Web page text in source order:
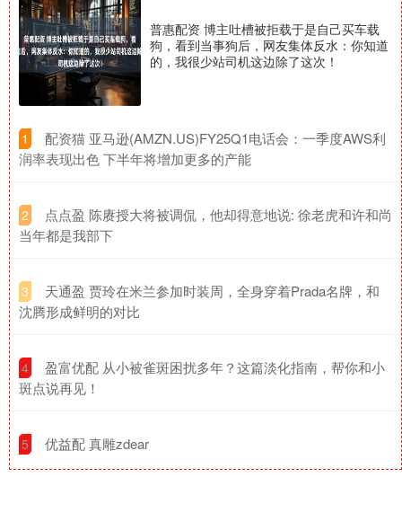
普惠配资 博主吐槽被拒载于是自己买车载
狗，看到当事狗后，网友集体反水：你知道
的，我很少站司机这边除了这次！
1
​配资猫 亚马逊(AMZN.US)FY25Q1电话会：一季度AWS利
润率表现出色 下半年将增加更多的产能
2
​点点盈 陈赓授大将被调侃，他却得意地说: 徐老虎和许和尚
当年都是我部下
3
​天通盈 贾玲在米兰参加时装周，全身穿着Prada名牌，和
沈腾形成鲜明的对比
4
​盈富优配 从小被雀斑困扰多年？这篇淡化指南，帮你和小
斑点说再见！
5 ​优益配 真雕zdear